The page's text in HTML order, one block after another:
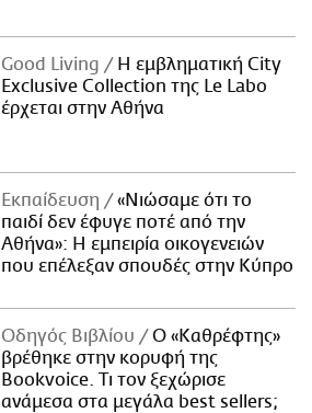
Good Living
Η εμβληματική City
Exclusive Collection της Le Labo
έρχεται στην Αθήνα
Εκπαίδευση
«Νιώσαμε ότι το
παιδί δεν έφυγε ποτέ από την
Αθήνα»: Η εμπειρία οικογενειών
που επέλεξαν σπουδές στην Κύπρο
Οδηγός Βιβλίου
Ο «Καθρέφτης»
βρέθηκε στην κορυφή της
Bookvoice. Τι τον ξεχώρισε
ανάμεσα στα μεγάλα best sellers;